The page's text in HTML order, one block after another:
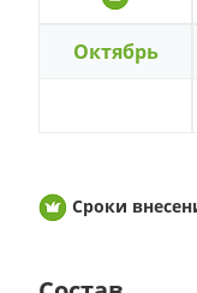
Октябрь
Сроки